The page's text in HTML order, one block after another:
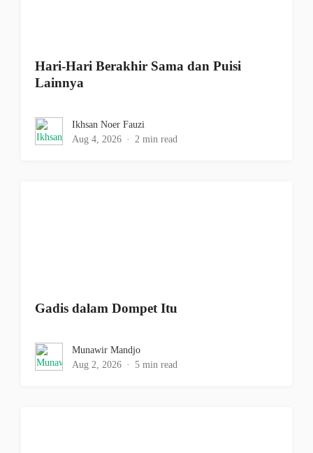
Hari-Hari Berakhir Sama dan Puisi
Lainnya
Ikhsan Noer Fauzi
Aug 4, 2026
2 min read
Gadis dalam Dompet Itu
Munawir Mandjo
Aug 2, 2026
5 min read